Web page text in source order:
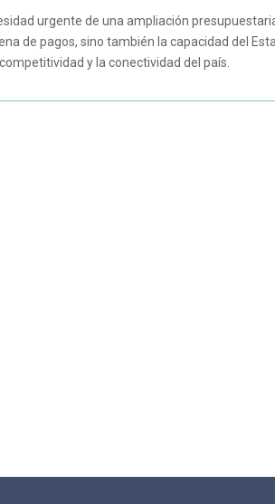
urgente de una ampliación
de pagos, sino también la capacidad del
y la conectividad del país.